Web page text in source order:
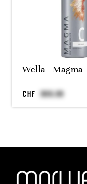
Wella - Magma
CHF